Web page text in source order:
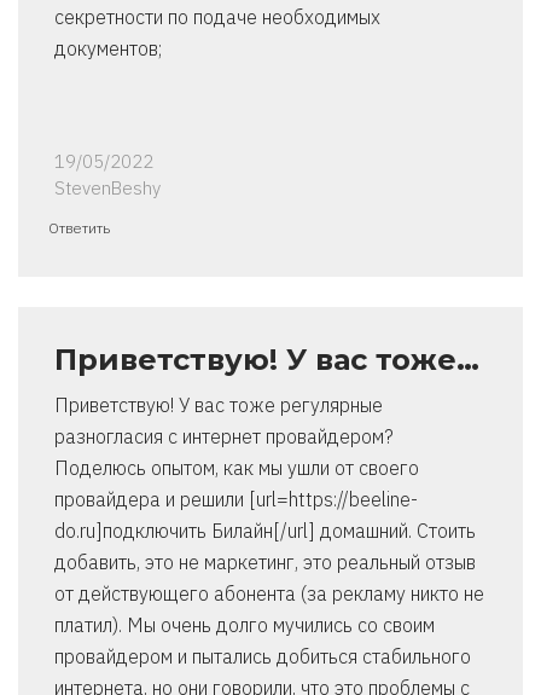
секретности по подаче необходимых
документов;
19/05/2022
StevenBeshy
Ответить
Приветствую! У вас тоже…
Приветствую! У вас тоже регулярные
разногласия с интернет провайдером?
Поделюсь опытом, как мы ушли от своего
провайдера и решили [url=https://beeline-
do.ru]подключить Билайн[/url] домашний. Стоить
добавить, это не маркетинг, это реальный отзыв
от действующего абонента (за рекламу никто не
платил). Мы очень долго мучились со своим
провайдером и пытались добиться стабильного
интернета, но они говорили, что это проблемы с